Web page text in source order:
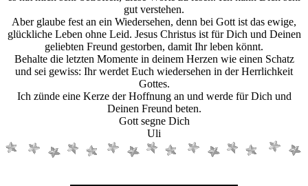
gut verstehen.
Aber glaube fest an ein Wiedersehen, denn bei Gott ist das ewige,
glückliche Leben ohne Leid. Jesus Christus ist für Dich und Deinen
geliebten Freund gestorben, damit Ihr leben könnt.
Behalte die letzten Momente in deinem Herzen wie einen Schatz
und sei gewiss: Ihr werdet Euch wiedersehen in der Herrlichkeit
Gottes.
Ich zünde eine Kerze der Hoffnung an und werde für Dich und
Deinen Freund beten.
Gott segne Dich
Uli